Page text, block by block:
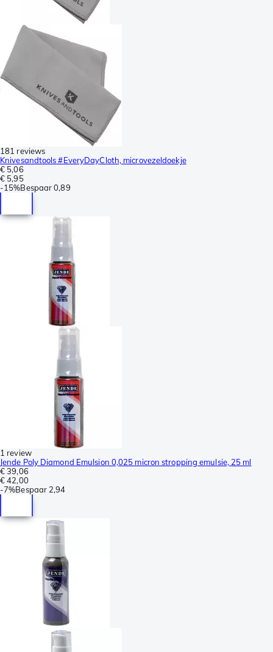
181 reviews
Knivesandtools #EveryDayCloth, microvezeldoekje
€ 5,06
€ 5,95
-15%Bespaar 0,89
1 review
Jende Poly Diamond Emulsion 0,025 micron stropping emulsie, 25 ml
€ 39,06
€ 42,00
-7%Bespaar 2,94